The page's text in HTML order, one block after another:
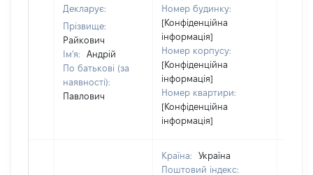
Декларує:
Прізвище:
Райкович
Ім'я:
Андрій
По батькові (за
наявності):
Павлович
Номер будинку:
[Конфіденційна
інформація]
Номер корпусу:
[Конфіденційна
інформація]
Номер квартири:
[Конфіденційна
інформація]
Країна:
Україна
Поштовий індекс: